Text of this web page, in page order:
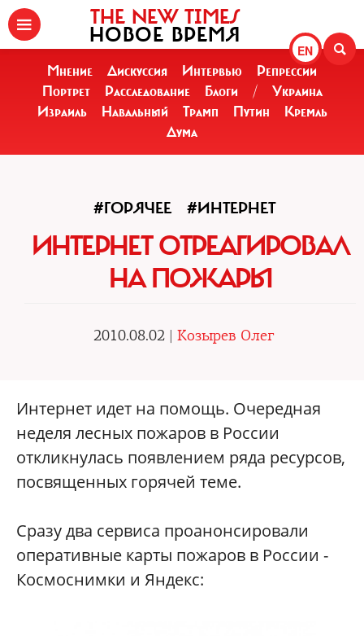
EN
THE NEW TIMES
НОВОЕ ВРЕМЯ
Мнение Дискуссия Интервью
Репрессии
Портрет
Расследование Блоги /
Украина
Израиль
Навальный Трамп Путин
Кремль
Дума
#ГОРЯЧЕЕ #ИНТЕРНЕТ
ИНТЕРНЕТ ОТРЕАГИРОВАЛ
НА ПОЖАРЫ
2010.08.02 | Козырев Олег
Интернет идет на помощь. Очередная
неделя лесных пожаров в России
откликнулась появлением ряда ресурсов,
посвященных горячей теме.
Сразу два сервиса проанонсировали
оперативные карты пожаров в России -
Космоснимки и Яндекс: